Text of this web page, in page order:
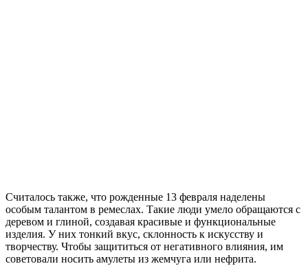
Считалось также, что рожденные 13 февраля наделены
особым талантом в ремеслах. Такие люди умело обращаются с
деревом и глиной, создавая красивые и функциональные
изделия. У них тонкий вкус, склонность к искусству и
творчеству. Чтобы защититься от негативного влияния, им
советовали носить амулеты из жемчуга или нефрита.